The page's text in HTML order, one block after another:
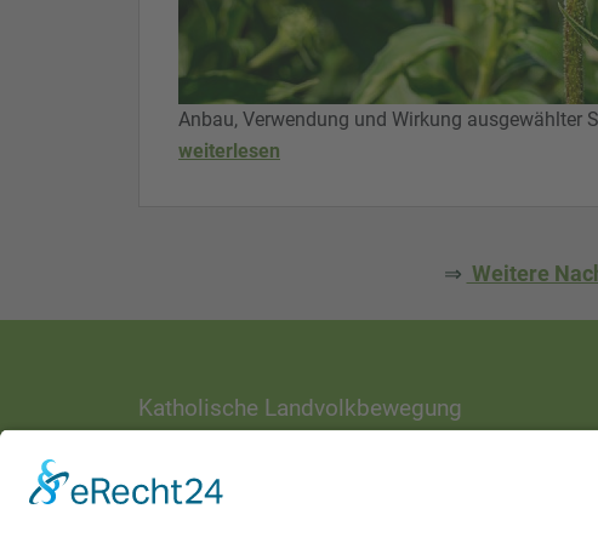
Anbau, Verwendung und Wirkung ausgewählter
weiterlesen
⇒ Weitere
Katholische Landvolkbewegung
Ottostraße 1